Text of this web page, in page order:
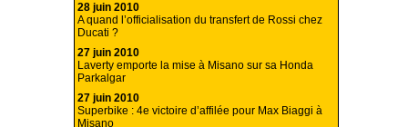
28 juin 2010
A quand l’officialisation du transfert de Rossi chez
Ducati ?
27 juin 2010
Laverty emporte la mise à Misano sur sa Honda
Parkalgar
27 juin 2010
Superbike : 4e victoire d’affilée pour Max Biaggi à
Misano